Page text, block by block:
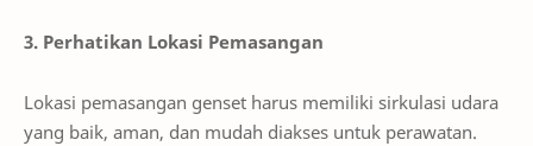
3. Perhatikan Lokasi Pemasangan
Lokasi pemasangan genset harus memiliki sirkulasi udara
yang baik, aman, dan mudah diakses untuk perawatan.